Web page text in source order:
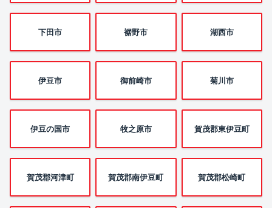
下田市 裾野市 湖西市
伊豆市 御前崎市 菊川市
伊豆の国市 牧之原市 賀茂郡東伊豆町
賀茂郡河津町 賀茂郡南伊豆町 賀茂郡松崎町